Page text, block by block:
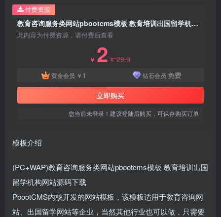
教育咨询服务类网站pbootcms模板 教育培训出国留学机构网站源码
此内容为付费资源，请付费后查看
￥ 2￥29.9
黄金会员 ￥ 1 钻石会员 免费
立即购买
您当前未登录！建议登陆后购买，可保存购买订单
付费资源
模板介绍
(PC+WAP)教育咨询服务类网站pbootcms模板 教育培训出国
留学机构网站源码下载
PbootCMS内核开发的网站模板，该模板适用于教育咨询网
站、出国留学网站等企业，当然其他行业也可以做，只需要